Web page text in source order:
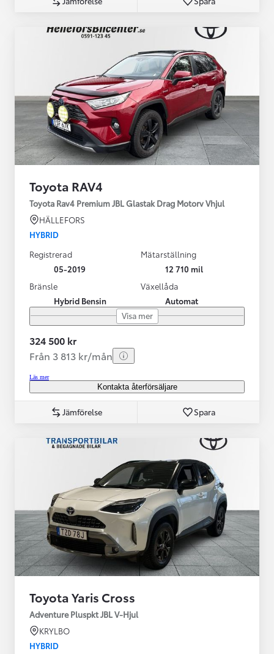
Toyota RAV4
Toyota Rav4 Premium JBL Glastak Drag Motorv Vhjul
HÄLLEFORS
HYBRID
Registrerad
05-2019
Mätarställning
12 710 mil
Bränsle
Hybrid Bensin
Växellåda
Automat
Visa mer
324 500 kr
Från 3 813 kr/mån
Läs mer
Kontakta återförsäljare
Jämförelse Spara
Toyota Yaris Cross
Adventure Pluspkt JBL V-Hjul
KRYLBO
HYBRID